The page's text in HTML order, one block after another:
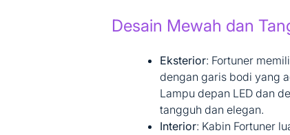
Desain Mewah dan
Eksterior: Fortuner
dengan garis bodi yang
Lampu depan LED dan
tangguh dan elegan.
Interior: Kabin Fortuner